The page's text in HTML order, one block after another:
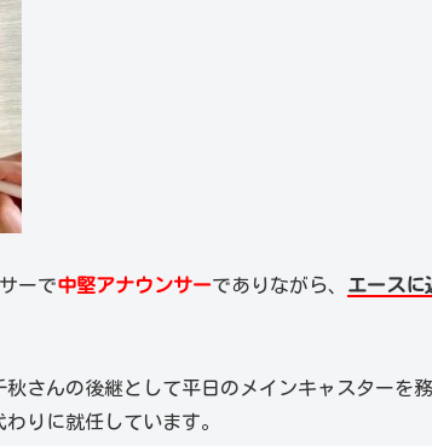
ーで中堅アナウンサーでありながら、 エースに
秋さんの後継として平日のメインキャスターを
りに就任しています。